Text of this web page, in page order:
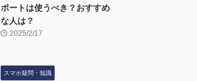
ポートは使うべき？おすすめ
な人は？
2025/2/17
スマホ疑問・知識